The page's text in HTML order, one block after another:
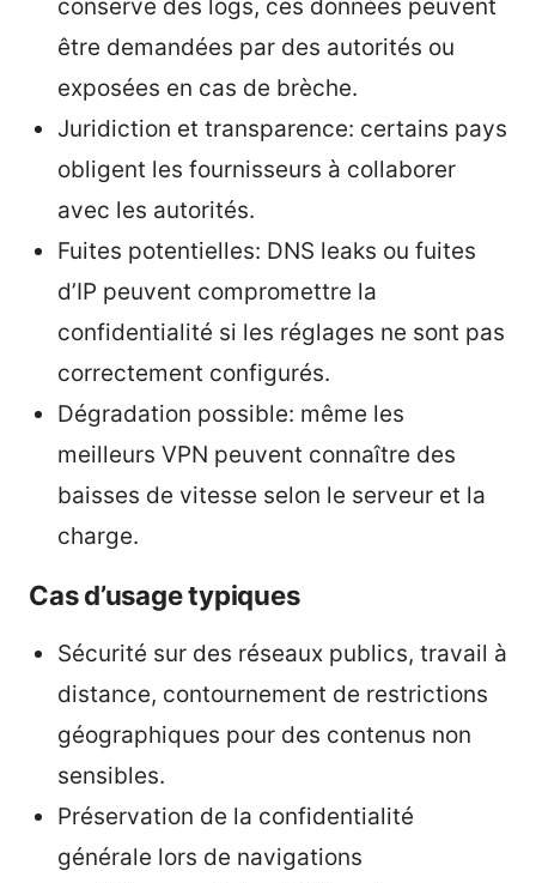
conserve des logs, ces données peuvent
être demandées par des autorités ou
exposées en cas de brèche.
Juridiction et transparence: certains pays
obligent les fournisseurs à collaborer
avec les autorités.
Fuites potentielles: DNS leaks ou fuites
d’IP peuvent compromettre la
confidentialité si les réglages ne sont pas
correctement configurés.
Dégradation possible: même les
meilleurs VPN peuvent connaître des
baisses de vitesse selon le serveur et la
charge.
Cas d’usage typiques
Sécurité sur des réseaux publics, travail à
distance, contournement de restrictions
géographiques pour des contenus non
sensibles.
Préservation de la confidentialité
générale lors de navigations